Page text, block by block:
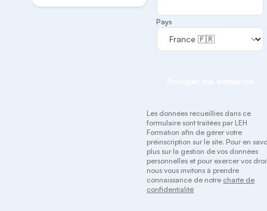
Pays
Les données recueillies dans ce
formulaire sont traitées par LEH
Formation afin de gérer votre
préinscription sur le site. Pour en
plus sur la gestion de vos données
personnelles et pour exercer vos
nous vous invitons à prendre
connaissance de notre charte de
confidentialité